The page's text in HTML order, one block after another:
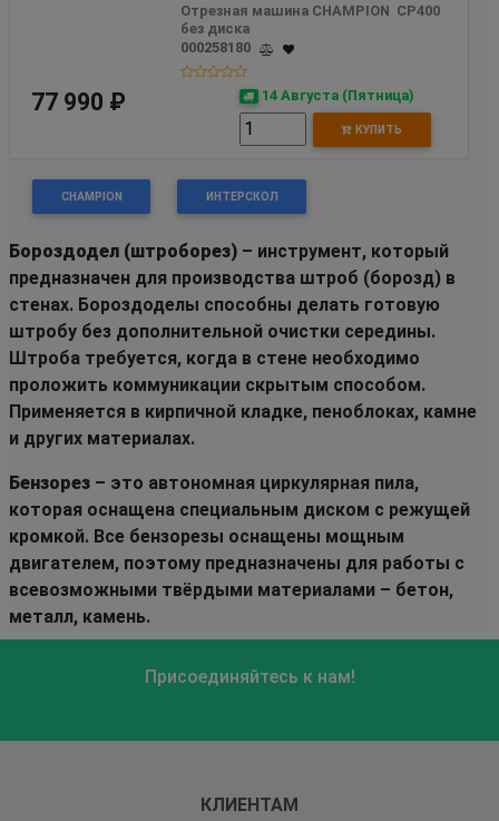
Отрезная машина CHAMPION  CP400
без диска
000258180
77 990 ₽ 14 Августа (Пятница)
КУПИТЬ
CHAMPION ИНТЕРСКОЛ
Бороздодел (штроборез) – инструмент, который
предназначен для производства штроб (борозд) в
стенах. Бороздоделы способны делать готовую
штробу без дополнительной очистки середины.
Штроба требуется, когда в стене необходимо
проложить коммуникации скрытым способом.
Применяется в кирпичной кладке, пеноблоках, камне
и других материалах.
Бензорез – это автономная циркулярная пила,
которая оснащена специальным диском с режущей
кромкой. Все бензорезы оснащены мощным
двигателем, поэтому предназначены для работы с
всевозможными твёрдыми материалами – бетон,
металл, камень.
Присоединяйтесь к нам!
КЛИЕНТАМ